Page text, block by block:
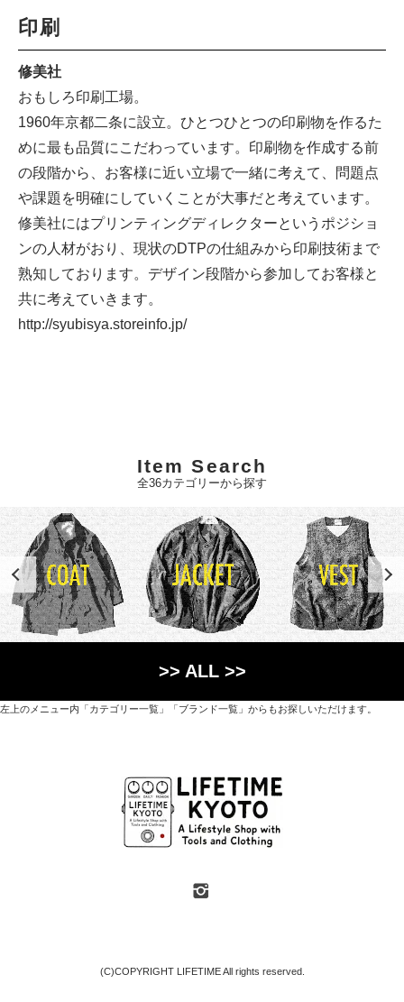
印刷
修美社
おもしろ印刷工場。
1960年京都二条に設立。ひとつひとつの印刷物を作るた
めに最も品質にこだわっています。印刷物を作成する前
の段階から、お客様に近い立場で一緒に考えて、問題点
や課題を明確にしていくことが大事だと考えています。
修美社にはプリンティングディレクターというポジショ
ンの人材がおり、現状のDTPの仕組みから印刷技術まで
熟知しております。デザイン段階から参加してお客様と
共に考えていきます。
http://syubisya.storeinfo.jp/
Item Search
全36カテゴリーから探す
>> ALL >>
左上のメニュー内「カテゴリー一覧」「ブランド一覧」からもお探しいただけます。
オリジナルを含むファッションアイテムが中心の
京都・紫野にあるライフスタイルショップです。
京都府京都市北区紫野上築山町21（1階と2階）
定休日 / 水・日曜
(C)COPYRIGHT LIFETIME All rights reserved.